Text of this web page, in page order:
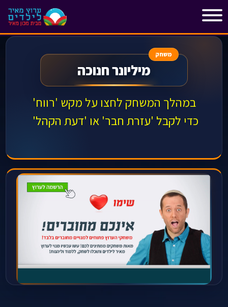
משחק
מיליונר חנוכה
במהלך המשחק לחצו על מקש 'רווח'
כדי לקבל 'עזרת חבר' או 'דעת הקהל'